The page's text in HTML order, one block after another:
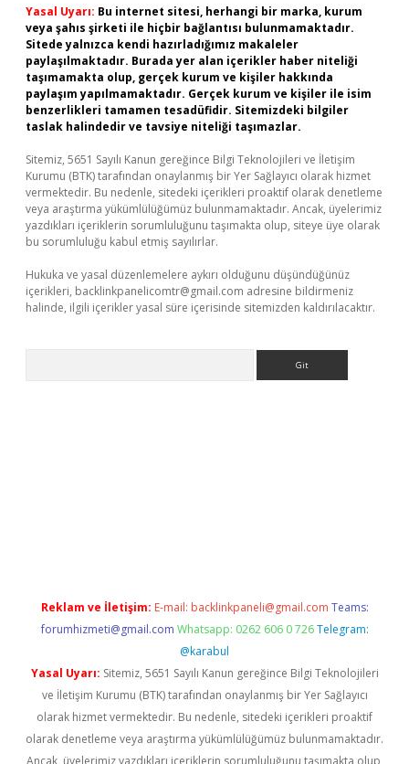
Yasal Uyarı: Bu internet sitesi, herhangi bir marka, kurum
veya şahıs şirketi ile hiçbir bağlantısı bulunmamaktadır.
Sitede yalnızca kendi hazırladığımız makaleler
paylaşılmaktadır. Burada yer alan içerikler haber niteliği
taşımamakta olup, gerçek kurum ve kişiler hakkında
paylaşım yapılmamaktadır. Gerçek kurum ve kişiler ile isim
benzerlikleri tamamen tesadüfidir. Sitemizdeki bilgiler
taslak halindedir ve tavsiye niteliği taşımazlar.
Sitemiz, 5651 Sayılı Kanun gereğince Bilgi Teknolojileri ve İletişim
Kurumu (BTK) tarafından onaylanmış bir Yer Sağlayıcı olarak hizmet
vermektedir. Bu nedenle, sitedeki içerikleri proaktif olarak denetleme
veya araştırma yükümlülüğümüz bulunmamaktadır. Ancak, üyelerimiz
yazdıkları içeriklerin sorumluluğunu taşımakta olup, siteye üye olarak
bu sorumluluğu kabul etmiş sayılırlar.
Hukuka ve yasal düzenlemelere aykırı olduğunu düşündüğünüz
içerikleri, backlinkpanelicomtr@gmail.com adresine bildirmeniz
halinde, ilgili içerikler yasal süre içerisinde sitemizden kaldırılacaktır.
Reklam ve İletişim: E-mail: backlinkpaneli@gmail.com Teams:
forumhizmeti@gmail.com Whatsapp: 0262 606 0 726 Telegram:
@karabul
Yasal Uyarı: Sitemiz, 5651 Sayılı Kanun gereğince Bilgi Teknolojileri
ve İletişim Kurumu (BTK) tarafından onaylanmış bir Yer Sağlayıcı
olarak hizmet vermektedir. Bu nedenle, sitedeki içerikleri proaktif
olarak denetleme veya araştırma yükümlülüğümüz bulunmamaktadır.
Ancak, üyelerimiz yazdıkları içeriklerin sorumluluğunu taşımakta olup,